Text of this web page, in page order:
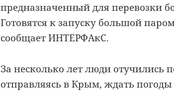
предназначенный для перевозки
Готовятся к запуску большой
сообщает ИНТЕРФАкС.
За несколько лет люди отучились
отправляясь в Крым, ждать